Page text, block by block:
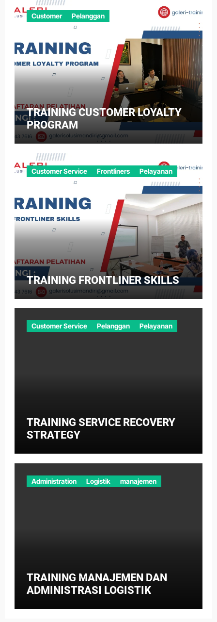
Customer Pelanggan
TRAINING CUSTOMER LOYALTY
PROGRAM
Customer Service Frontliners Pelayanan
TRAINING FRONTLINER SKILLS
Customer Service Pelanggan Pelayanan
TRAINING SERVICE RECOVERY
STRATEGY
Administration Logistik manajemen
TRAINING MANAJEMEN DAN
ADMINISTRASI LOGISTIK